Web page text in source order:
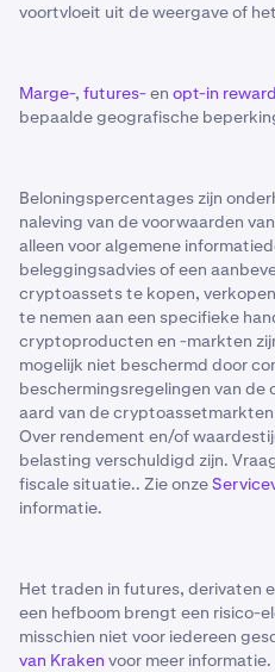
voortvloeit uit de weergave of
Marge-, futures-en opt-in
bepaalde geografische
Beloningspercentages zijn
naleving van de voorwaarden
alleen voor algemene
beleggingsadvies of een
cryptoassets te kopen,
te nemen aan een specifieke
cryptoproducten en -markten
mogelijk niet beschermd door
beschermingsregelingen van de
aard van de
Over rendement en/of
belasting verschuldigd zijn.
fiscale situatie.. Zie onze
informatie.
Het traden in futures, derivaten
een hefboom brengt een risico-
misschien niet voor iedereen
van Kraken voor meer informatie.